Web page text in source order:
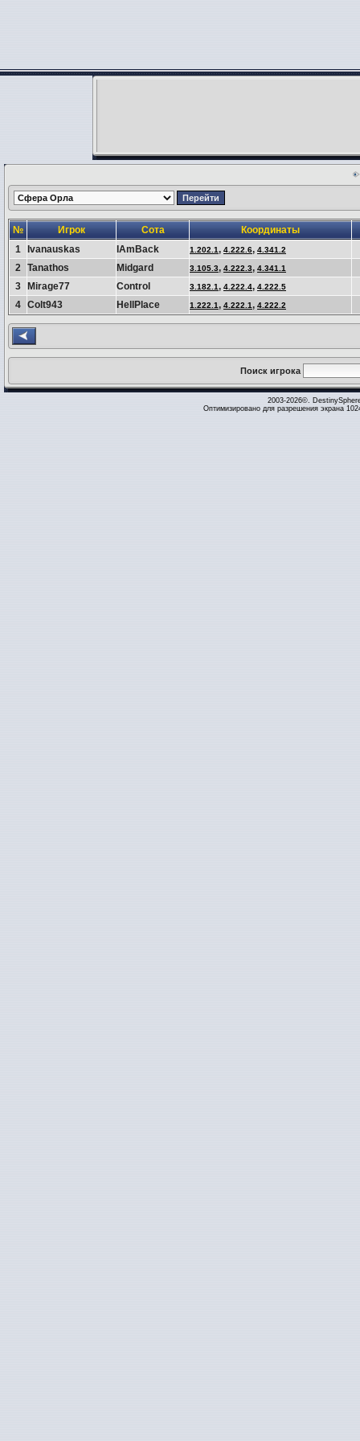
№ Игрок Сота
Координаты
1
Ivanauskas IAmBack 1.202.1, 4.222.6, 4.341.2
2 Tanathos Midgard 3.105.3, 4.222.3, 4.341.1
3 Mirage77 Control 3.182.1, 4.222.4, 4.222.5
4 Colt943 HellPlace 1.222.1, 4.222.1, 4.222.2
Поиск игрока
2003-2026©.
Оптимизировано для разрешения экрана